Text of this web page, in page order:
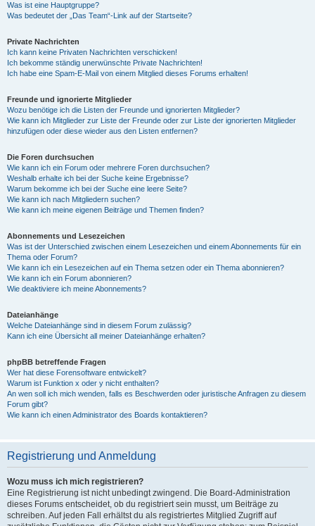
Was ist eine Hauptgruppe?
Was bedeutet der „Das Team“-Link auf der Startseite?
Private Nachrichten
Ich kann keine Privaten Nachrichten verschicken!
Ich bekomme ständig unerwünschte Private Nachrichten!
Ich habe eine Spam-E-Mail von einem Mitglied dieses Forums erhalten!
Freunde und ignorierte Mitglieder
Wozu benötige ich die Listen der Freunde und ignorierten Mitglieder?
Wie kann ich Mitglieder zur Liste der Freunde oder zur Liste der ignorierten Mitglieder
hinzufügen oder diese wieder aus den Listen entfernen?
Die Foren durchsuchen
Wie kann ich ein Forum oder mehrere Foren durchsuchen?
Weshalb erhalte ich bei der Suche keine Ergebnisse?
Warum bekomme ich bei der Suche eine leere Seite?
Wie kann ich nach Mitgliedern suchen?
Wie kann ich meine eigenen Beiträge und Themen finden?
Abonnements und Lesezeichen
Was ist der Unterschied zwischen einem Lesezeichen und einem Abonnements für ein
Thema oder Forum?
Wie kann ich ein Lesezeichen auf ein Thema setzen oder ein Thema abonnieren?
Wie kann ich ein Forum abonnieren?
Wie deaktiviere ich meine Abonnements?
Dateianhänge
Welche Dateianhänge sind in diesem Forum zulässig?
Kann ich eine Übersicht all meiner Dateianhänge erhalten?
phpBB betreffende Fragen
Wer hat diese Forensoftware entwickelt?
Warum ist Funktion x oder y nicht enthalten?
An wen soll ich mich wenden, falls es Beschwerden oder juristische Anfragen zu diesem
Forum gibt?
Wie kann ich einen Administrator des Boards kontaktieren?
Registrierung und Anmeldung
Wozu muss ich mich registrieren?
Eine Registrierung ist nicht unbedingt zwingend. Die Board-Administration
dieses Forums entscheidet, ob du registriert sein musst, um Beiträge zu
schreiben. Auf jeden Fall erhältst du als registriertes Mitglied Zugriff auf